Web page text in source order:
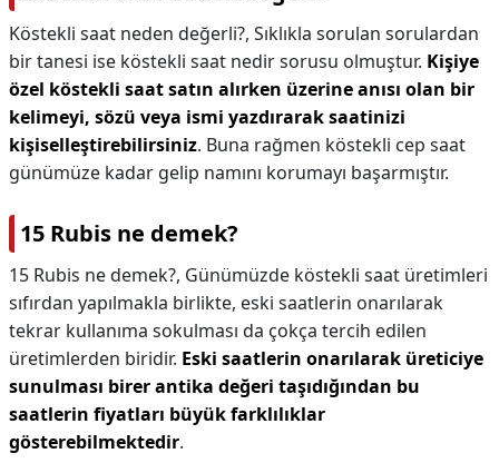
Köstekli saat neden değerli?, Sıklıkla sorulan sorulardan
bir tanesi ise köstekli saat nedir sorusu olmuştur. Kişiye
özel köstekli saat satın alırken üzerine anısı olan bir
kelimeyi, sözü veya ismi yazdırarak saatinizi
kişiselleştirebilirsiniz. Buna rağmen köstekli cep saat
günümüze kadar gelip namını korumayı başarmıştır.
15 Rubis ne demek?
15 Rubis ne demek?, Günümüzde köstekli saat üretimleri
sıfırdan yapılmakla birlikte, eski saatlerin onarılarak
tekrar kullanıma sokulması da çokça tercih edilen
üretimlerden biridir. Eski saatlerin onarılarak üreticiye
sunulması birer antika değeri taşıdığından bu
saatlerin fiyatları büyük farklılıklar
gösterebilmektedir.